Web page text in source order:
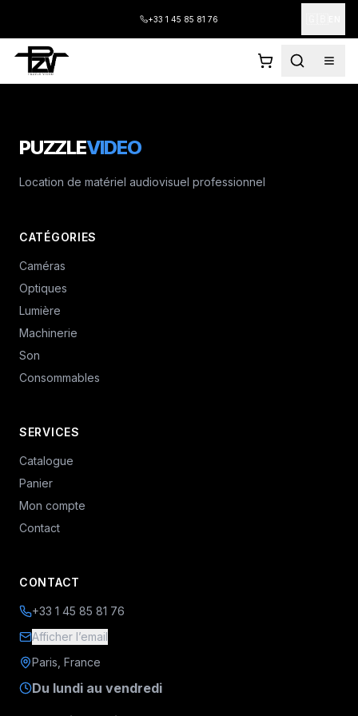
+33 1 45 85 81 76
PUZZLEVIDEO
Location de matériel audiovisuel professionnel
CATÉGORIES
Caméras
Optiques
Lumière
Machinerie
Son
Consommables
SERVICES
Catalogue
Panier
Mon compte
Contact
CONTACT
+33 1 45 85 81 76
Afficher l’email
Paris, France
Du lundi au vendredi